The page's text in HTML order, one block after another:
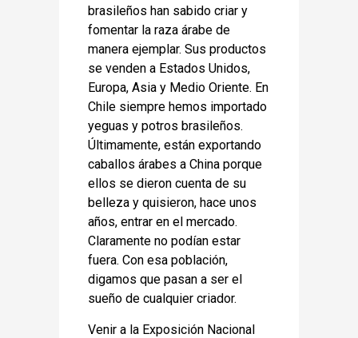
brasileños han sabido criar y
fomentar la raza árabe de
manera ejemplar. Sus productos
se venden a Estados Unidos,
Europa, Asia y Medio Oriente. En
Chile siempre hemos importado
yeguas y potros brasileños.
Últimamente, están exportando
caballos árabes a China porque
ellos se dieron cuenta de su
belleza y quisieron, hace unos
años, entrar en el mercado.
Claramente no podían estar
fuera. Con esa población,
digamos que pasan a ser el
sueño de cualquier criador.
Venir a la Exposición Nacional